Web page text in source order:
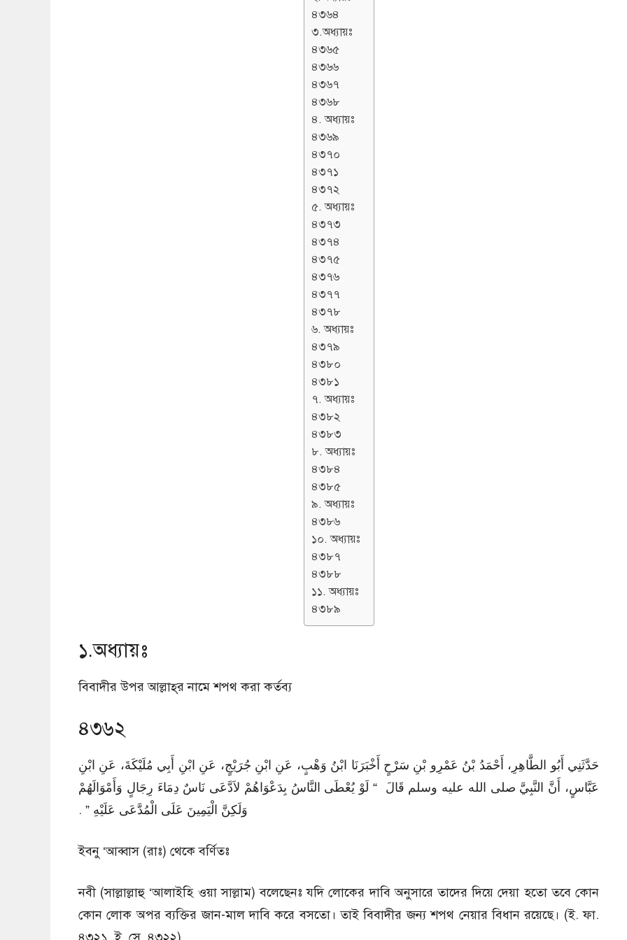
৪৩৬৪
৩.অধ্যায়ঃ
৪৩৬৫
৪৩৬৬
৪৩৬৭
৪৩৬৮
৪. অধ্যায়ঃ
৪৩৬৯
৪৩৭০
৪৩৭১
৪৩৭২
৫. অধ্যায়ঃ
৪৩৭৩
৪৩৭৪
৪৩৭৫
৪৩৭৬
৪৩৭৭
৪৩৭৮
৬. অধ্যায়ঃ
৪৩৭৯
৪৩৮০
৪৩৮১
৭. অধ্যায়ঃ
৪৩৮২
৪৩৮৩
৮. অধ্যায়ঃ
৪৩৮৪
৪৩৮৫
৯. অধ্যায়ঃ
৪৩৮৬
১০. অধ্যায়ঃ
৪৩৮৭
৪৩৮৮
১১. অধ্যায়ঃ
৪৩৮৯
১.অধ্যায়ঃ
বিবাদীর উপর আল্লাহ্‌র নামে শপথ করা কর্তব্য
৪৩৬২
حَدَّثَنِي أَبُو الطَّاهِرِ، أَحْمَدُ بْنُ عَمْرِو بْنِ سَرْحٍ أَخْبَرَنَا ابْنُ وَهْبٍ، عَنِ ابْنِ جُرَيْجٍ، عَنِ ابْنِ أَبِي مُلَيْكَةَ، عَنِ ابْنِ
عَبَّاسٍ، أَنَّ النَّبِيَّ صلى الله عليه وسلم قَالَ ‏ “‏ لَوْ يُعْطَى النَّاسُ بِدَعْوَاهُمْ لاَدَّعَى نَاسٌ دِمَاءَ رِجَالٍ وَأَمْوَالَهُمْ
وَلَكِنَّ الْيَمِينَ عَلَى الْمُدَّعَى عَلَيْهِ ‏”‏ ‏.‏
ইবনু ‘আব্বাস (রাঃ) থেকে বর্ণিতঃ
নবী (সাল্লাল্লাহু ‘আলাইহি ওয়া সাল্লাম) বলেছেনঃ যদি লোকের দাবি অনুসারে তাদের দিয়ে দেয়া হতো তবে কোন
কোন লোক অপর ব্যক্তির জান-মাল দাবি করে বসতো। তাই বিবাদীর জন্য শপথ নেয়ার বিধান রয়েছে। (ই. ফা.